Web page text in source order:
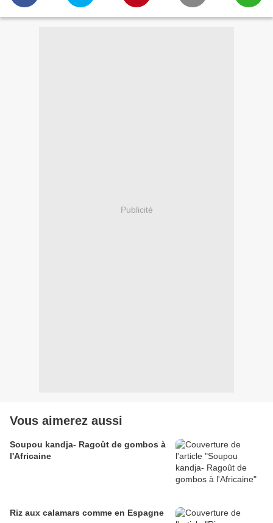
Publicité
Vous aimerez aussi
Soupou kandja- Ragoût de gombos à
l'Africaine
Riz aux calamars comme en Espagne